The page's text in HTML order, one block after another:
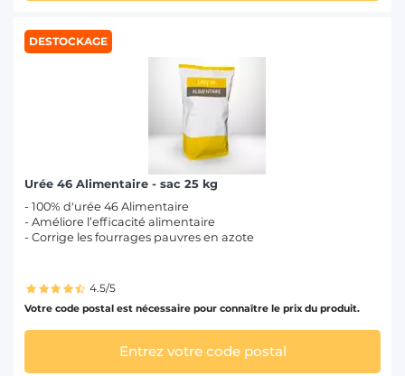
DESTOCKAGE
Urée 46 Alimentaire - sac 25 kg
- 100% d'urée 46 Alimentaire
- Améliore l’efficacité alimentaire
- Corrige les fourrages pauvres en azote
4.5/5
Votre code postal est nécessaire pour connaître le prix du produit.
Entrez votre code postal